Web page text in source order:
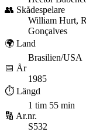
👥 Skådespelare
William Hurt,
Gonçalves
🌍 Land
Brasilien/USA
📅 År
1985
⏱️ Längd
1 tim 55 min
🔢 Ar.nr.
S532